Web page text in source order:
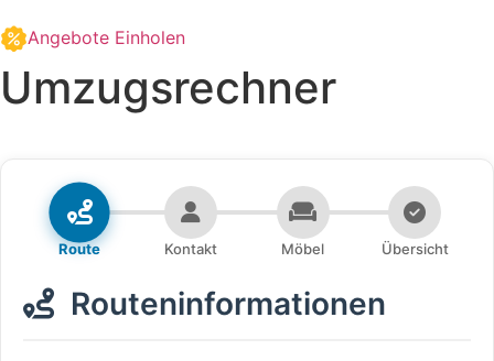
Angebote Einholen
Umzugsrechner
Route Kontakt Möbel Übersicht
Routeninformationen